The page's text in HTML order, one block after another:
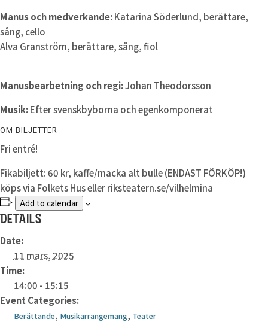
Manus och medverkande:Katarina Söderlund, berättare,
sång, cello
Alva Granström, berättare, sång, fiol
Manusbearbetning och regi:Johan Theodorsson
Musik:Efter svenskbyborna och egenkomponerat
OM BILJETTER
Fri entré!
Fikabiljett: 60 kr, kaffe/macka alt bulle (ENDAST FÖRKÖP!)
köps via Folkets Hus eller riksteatern.se/vilhelmina
Add to calendar
DETAILS
Date:
11 mars, 2025
Time:
14:00 - 15:15
Event Categories:
Berättande, Musikarrangemang, Teater